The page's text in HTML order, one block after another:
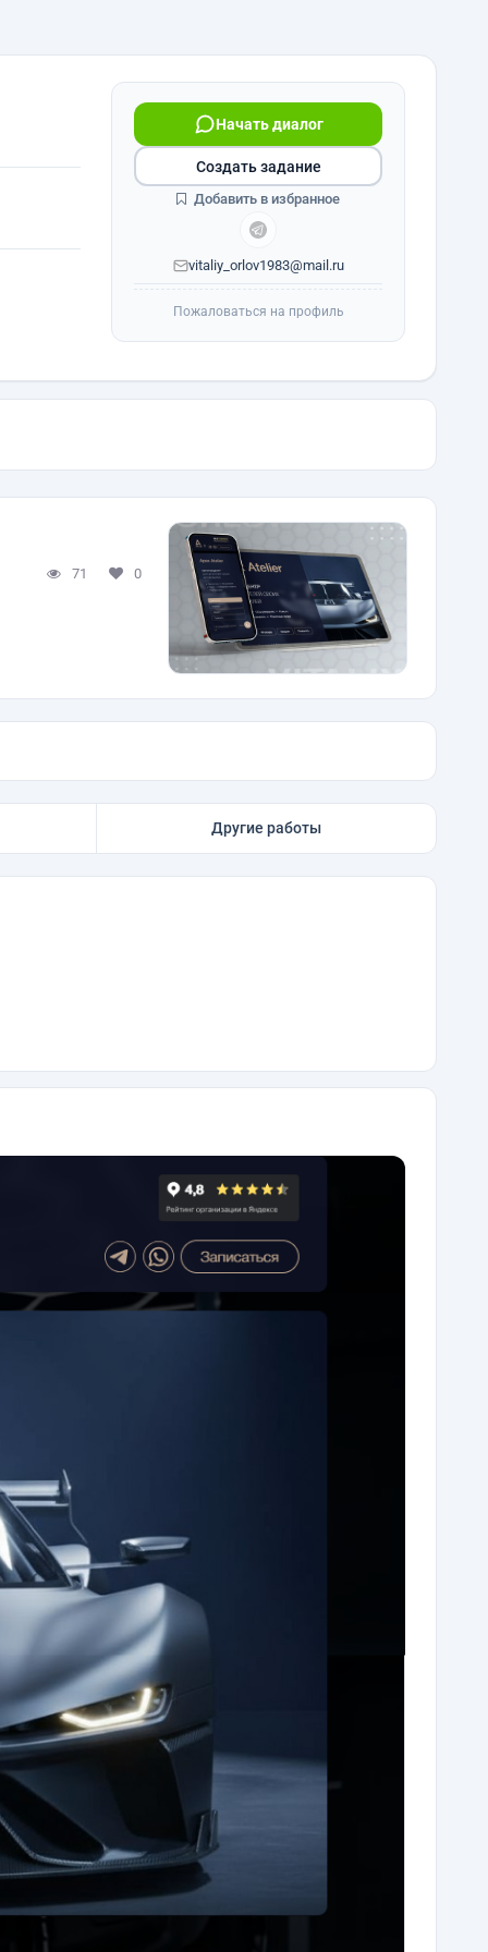
Начать диалог
vitaliy_orlov1983@mail.ru
Создать задание
Добавить в избранное
Пожаловаться на профиль
71 0
Другие работы